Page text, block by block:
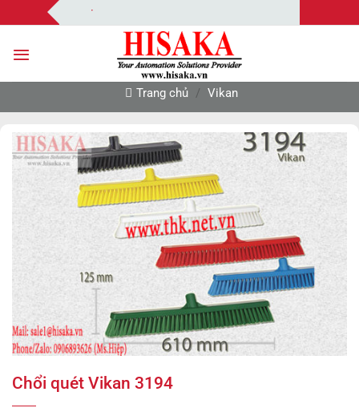
qua
nội
Trang chủ / Vikan
Chổi quét Vikan 3194